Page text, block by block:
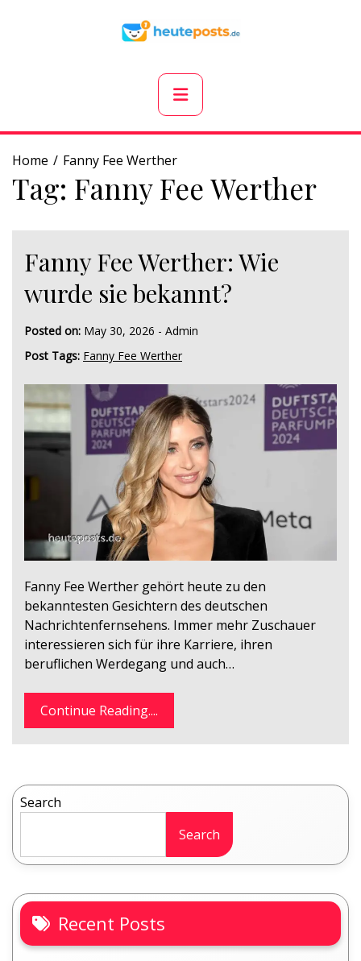
Primary
Menu
Home Fanny Fee Werther
Tag: Fanny Fee Werther
Fanny Fee Werther: Wie
wurde sie bekannt?
Posted on: May 30, 2026 - Admin
Post Tags: Fanny Fee Werther
Fanny Fee Werther gehört heute zu den
bekanntesten Gesichtern des deutschen
Nachrichtenfernsehens. Immer mehr Zuschauer
interessieren sich für ihre Karriere, ihren
beruflichen Werdegang und auch…
Continue Reading....
Search
Search
Recent Posts